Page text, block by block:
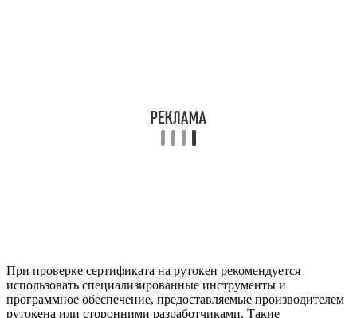
При проверке сертификата на рутокен рекомендуется
использовать специализированные инструменты и
программное обеспечение, предоставляемые производителем
рутокена или сторонними разработчиками. Такие